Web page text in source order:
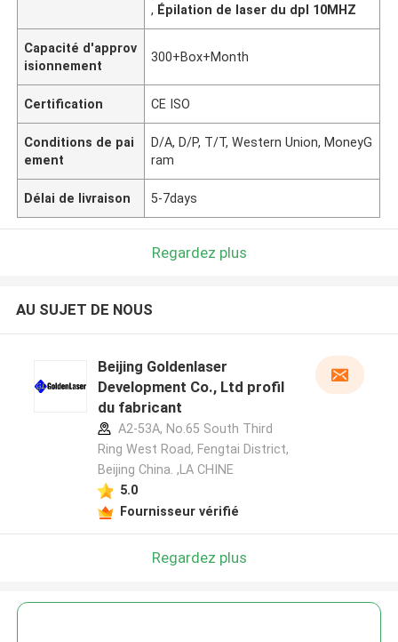
, Épilation de laser du dpl 10MHZ
Capacité d'approv
isionnement
300+Box+Month
Certification CE ISO
Conditions de pai
ement
D/A, D/P, T/T, Western Union, MoneyG
ram
Délai de livraison 5-7days
Regardez plus
AU SUJET DE NOUS
Beijing Goldenlaser
Development Co., Ltd profil
du fabricant
A2-53A, No.65 South Third
Ring West Road, Fengtai District,
Beijing China. ,LA CHINE
5.0
Fournisseur vérifié
Regardez plus